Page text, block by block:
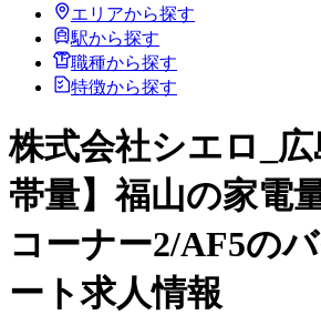
エリアから探す
駅から探す
職種から探す
特徴から探す
株式会社シエロ_
帯量】福山の家電
コーナー2/AF5の
ート求人情報